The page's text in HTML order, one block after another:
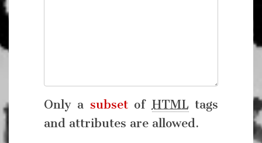
Only a subsetof HTML tags
and attributes are allowed.